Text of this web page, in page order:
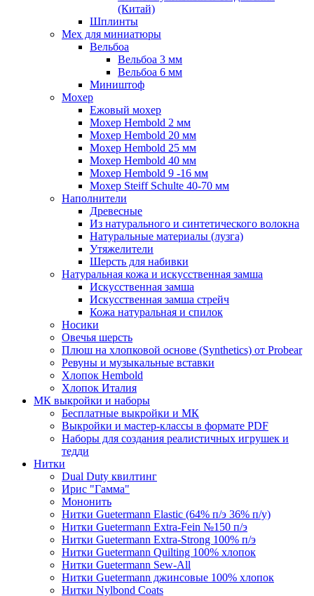
(Китай)
Шплинты
Мех для миниатюры
Вельбоа
Вельбоа 3 мм
Вельбоа 6 мм
Миништоф
Мохер
Ежовый мохер
Мохер Hembold 2 мм
Мохер Hembold 20 мм
Мохер Hembold 25 мм
Мохер Hembold 40 мм
Мохер Hembold 9 -16 мм
Мохер Steiff Schulte 40-70 мм
Наполнители
Древесные
Из натурального и синтетического волокна
Натуральные материалы (лузга)
Утяжелители
Шерсть для набивки
Натуральная кожа и искусственная замша
Искусственная замша
Искусственная замша стрейч
Кожа натуральная и спилок
Носики
Овечья шерсть
Плюш на хлопковой основе (Synthetics) от Probear
Ревуны и музыкальные вставки
Хлопок Hembold
Хлопок Италия
МК выкройки и наборы
Бесплатные выкройки и МК
Выкройки и мастер-классы в формате PDF
Наборы для создания реалистичных игрушек и
тедди
Нитки
Dual Duty квилтинг
Ирис "Гамма"
Мононить
Нитки Guetermann Elastic (64% п/э 36% п/у)
Нитки Guetermann Extra-Fein №150 п/э
Нитки Guetermann Extra-Strong 100% п/э
Нитки Guetermann Quilting 100% хлопок
Нитки Guetermann Sew-All
Нитки Guetermann джинсовые 100% хлопок
Нитки Nylbond Coats